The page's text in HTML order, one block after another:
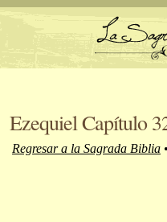
Ezequiel Capítulo
Regresar a la Sagrada Biblia •